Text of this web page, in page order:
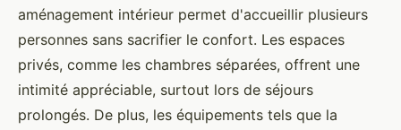
aménagement intérieur permet d'accueillir plusieurs
personnes sans sacrifier le confort. Les espaces
privés, comme les chambres séparées, offrent une
intimité appréciable, surtout lors de séjours
prolongés. De plus, les équipements tels que la